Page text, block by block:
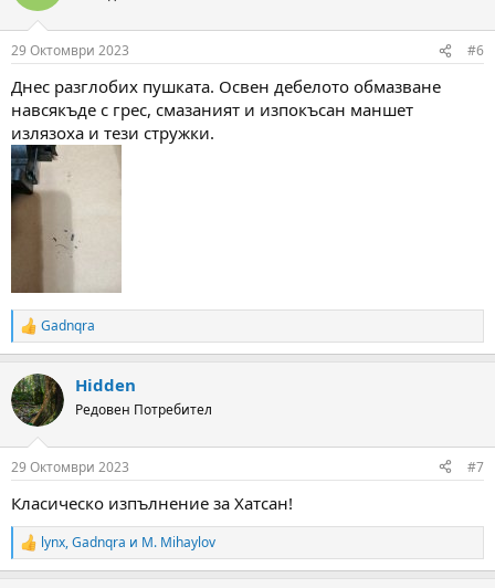
i
s
29 Октомври 2023 #6
Днес разглобих пушката. Освен дебелото обмазване
навсякъде с грес, смазаният и изпокъсан маншет
излязоха и тези стружки.
R
e
c
t
i
s
Gadnqra
Hidden
Редовен Потребител
29 Октомври 2023 #7
Класическо изпълнение за Хатсан!
R
e
lynx,Gadnqra и M. Mihaylov